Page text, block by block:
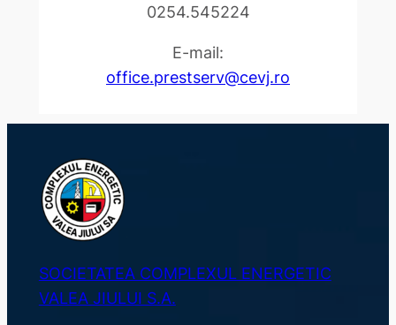
0254.545224
E-mail:
office.prestserv@cevj.ro
SOCIETATEA COMPLEXUL ENERGETIC
VALEA JIULUI S.A.